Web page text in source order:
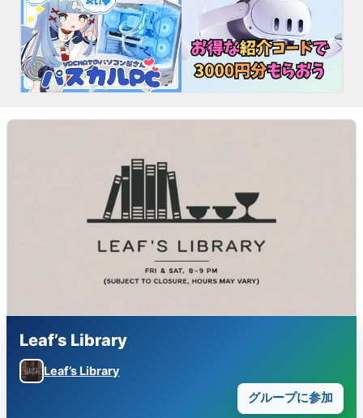
Leaf’s Library
Leaf’s Library
グループに参加